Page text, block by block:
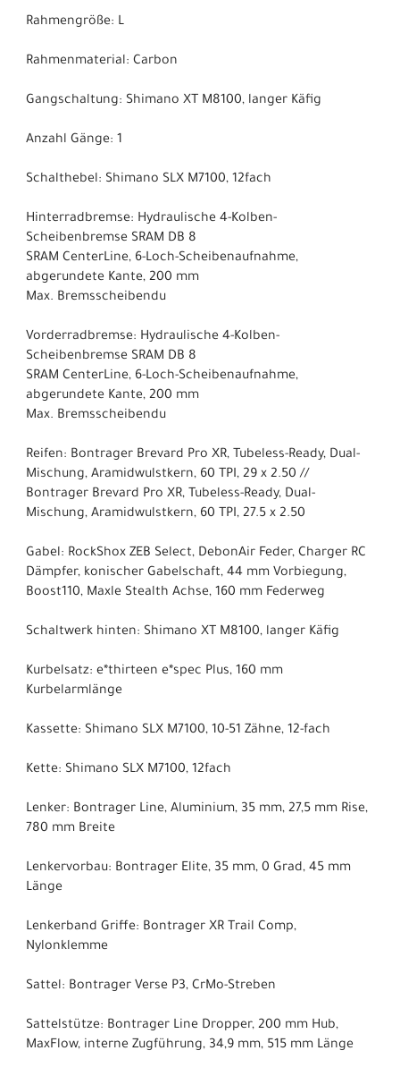
Rahmengröße: L
Rahmenmaterial: Carbon
Gangschaltung: Shimano XT M8100, langer Käfig
Anzahl Gänge: 1
Schalthebel: Shimano SLX M7100, 12fach
Hinterradbremse: Hydraulische 4-Kolben-
Scheibenbremse SRAM DB 8
SRAM CenterLine, 6-Loch-Scheibenaufnahme,
abgerundete Kante, 200 mm
Max. Bremsscheibendu
Vorderradbremse: Hydraulische 4-Kolben-
Scheibenbremse SRAM DB 8
SRAM CenterLine, 6-Loch-Scheibenaufnahme,
abgerundete Kante, 200 mm
Max. Bremsscheibendu
Reifen: Bontrager Brevard Pro XR, Tubeless-Ready, Dual-
Mischung, Aramidwulstkern, 60 TPI, 29 x 2.50 //
Bontrager Brevard Pro XR, Tubeless-Ready, Dual-
Mischung, Aramidwulstkern, 60 TPI, 27.5 x 2.50
Gabel: RockShox ZEB Select, DebonAir Feder, Charger RC
Dämpfer, konischer Gabelschaft, 44 mm Vorbiegung,
Boost110, Maxle Stealth Achse, 160 mm Federweg
Schaltwerk hinten: Shimano XT M8100, langer Käfig
Kurbelsatz: e*thirteen e*spec Plus, 160 mm
Kurbelarmlänge
Kassette: Shimano SLX M7100, 10-51 Zähne, 12-fach
Kette: Shimano SLX M7100, 12fach
Lenker: Bontrager Line, Aluminium, 35 mm, 27,5 mm Rise,
780 mm Breite
Lenkervorbau: Bontrager Elite, 35 mm, 0 Grad, 45 mm
Länge
Lenkerband Griffe: Bontrager XR Trail Comp,
Nylonklemme
Sattel: Bontrager Verse P3, CrMo-Streben
Sattelstütze: Bontrager Line Dropper, 200 mm Hub,
MaxFlow, interne Zugführung, 34,9 mm, 515 mm Länge